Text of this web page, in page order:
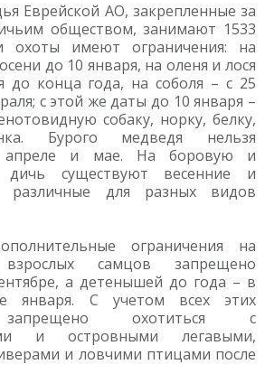
Еврейской АО, закрепленные за
обществом, занимают 1533
охоты имеют ограничения: на
до 10 января, на оленя и лося
до конца года, на соболя – с 25
с этой же даты до 10 января –
собаку, норку, белку,
Бурого медведя нельзя
апреле и мае. На боровую и
дичь существуют весенние и
различные для разных видов
ограничения на
самцов запрещено
а детенышей до года – в
января. С учетом всех этих
запрещено охотиться с
и островными легавыми,
и ловчими птицами после